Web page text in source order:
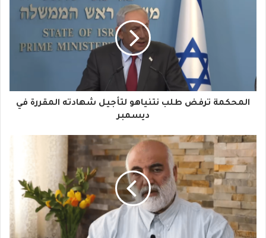
ا
إ
ل
ك
ت
ر
المحكمة ترفض طلب نتنياهو لتأجيل شهادته المقررة في
ديسمبر